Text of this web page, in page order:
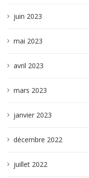
juin 2023
mai 2023
avril 2023
mars 2023
janvier 2023
décembre 2022
juillet 2022